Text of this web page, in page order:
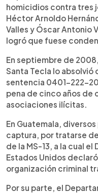
homicidios contra tres
Héctor Arnoldo
Valles y Óscar Antonio
logró que fuese
En septiembre de
Santa Tecla lo absolvió
sentencia 0401-222-
pena de cinco años de
asociaciones ilícitas.
En Guatemala,
captura, por tratarse
de la MS-13, a la cual
Estados Unidos
organización criminal
Por su parte, el